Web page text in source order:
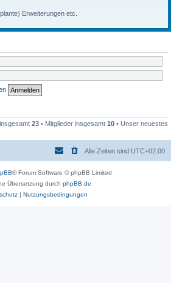
Erweiterungen etc.
23 • Mitglieder insgesamt 10 • Unser neuestes
Alle Zeiten sind UTC+02:00
® Forum Software © phpBB Limited
Übersetzung durch phpBB.de
| Nutzungsbedingungen